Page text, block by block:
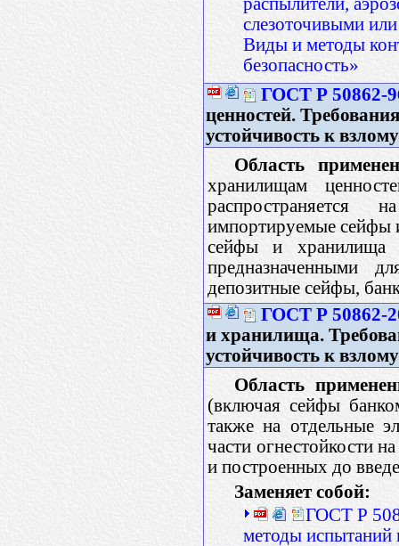
слезоточивыми
Виды и методы
безопасность»
ГОСТ Р 50862-
ценностей.
устойчивость к
Область
хранилищам
распространяется
импортируемые сейфы
сейфы и хранилища
предназначенными
депозитные сейфы,
ГОСТ Р 50862-
и хранилища.
устойчивость к
Область
(включая сейфы
также на отдельные
части огнестойкости
и построенных до
Заменяет собой:
ГОСТ Р
методы испытаний